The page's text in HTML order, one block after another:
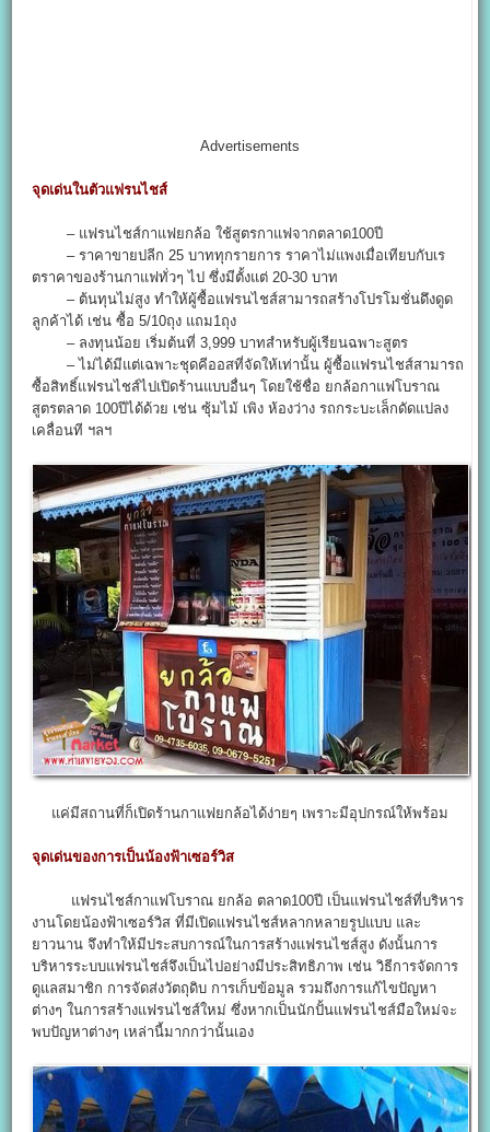
Advertisements
จุดเด่นในตัวแฟรนไชส์
– แฟรนไชส์กาแฟยกล้อ ใช้สูตรกาแฟจากตลาด100ปี
– ราคาขายปลีก 25 บาททุกรายการ ราคาไม่แพงเมื่อเทียบกับเร
ตราคาของร้านกาแฟทั่วๆ ไป ซึ่งมีตั้งแต่ 20-30 บาท
– ต้นทุนไม่สูง ทำให้ผู้ซื้อแฟรนไชส์สามารถสร้างโปรโมชั่นดึงดูด
ลูกค้าได้ เช่น ซื้อ 5/10ถุง แถม1ถุง
– ลงทุนน้อย เริ่มต้นที่ 3,999 บาทสำหรับผู้เรียนฉพาะสูตร
– ไม่ได้มีแต่เฉพาะชุดคีออสที่จัดให้เท่านั้น ผู้ซื้อแฟรนไชส์สามารถ
ซื้อสิทธิ์แฟรนไชส์ไปเปิดร้านแบบอื่นๆ โดยใช้ชื่อ ยกล้อกาแฟโบราณ
สูตรตลาด 100ปีได้ด้วย เช่น ซุ้มไม้ เพิง ห้องว่าง รถกระบะเล็กดัดแปลง
เคลื่อนที ฯลฯ
แค่มีสถานที่ก็เปิดร้านกาแฟยกล้อได้ง่ายๆ เพราะมีอุปกรณ์ให้พร้อม
จุดเด่นของการเป็นน้องฟ้าเซอร์วิส
แฟรนไชส์กาแฟโบราณ ยกล้อ ตลาด100ปี เป็นแฟรนไชส์ที่บริหาร
งานโดยน้องฟ้าเซอร์วิส ที่มีเปิดแฟรนไชส์หลากหลายรูปแบบ และ
ยาวนาน จึงทำให้มีประสบการณ์ในการสร้างแฟรนไชส์สูง ดังนั้นการ
บริหารระบบแฟรนไชส์จึงเป็นไปอย่างมีประสิทธิภาพ เช่น วิธีการจัดการ
ดูแลสมาชิก การจัดส่งวัตถุดิบ การเก็บข้อมูล รวมถึงการแก้ไขปัญหา
ต่างๆ ในการสร้างแฟรนไชส์ใหม่ ซึ่งหากเป็นนักปั้นแฟรนไชส์มือใหม่จะ
พบปัญหาต่างๆ เหล่านี้มากกว่านั้นเอง